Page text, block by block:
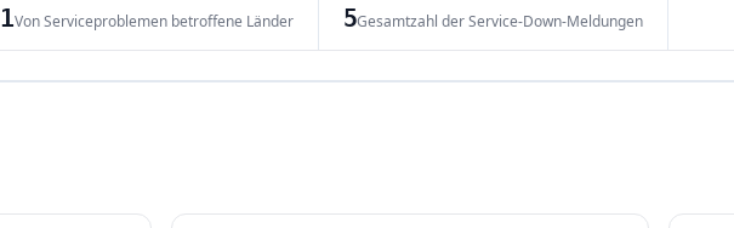
1Von Serviceproblemen betroffene Länder 5Gesamtzahl der Service-Down-Meldungen